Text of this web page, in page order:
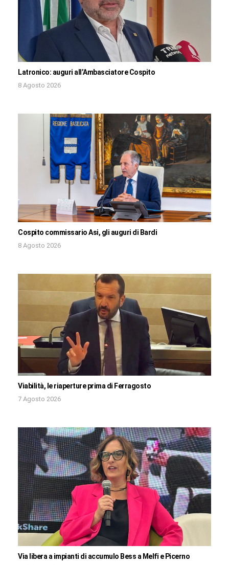
Latronico: auguri all’Ambasciatore Cospito
8 Agosto 2026
Cospito commissario Asi, gli auguri di Bardi
8 Agosto 2026
Viabilità, le riaperture prima di Ferragosto
7 Agosto 2026
Via libera a impianti di accumulo Bess a Melfi e Picerno